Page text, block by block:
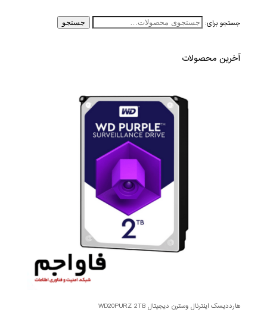
جستجو برای: جستجو
آخرین محصولات
هارددیسک اینترنال وسترن دیجیتال WD20PURZ 2TB